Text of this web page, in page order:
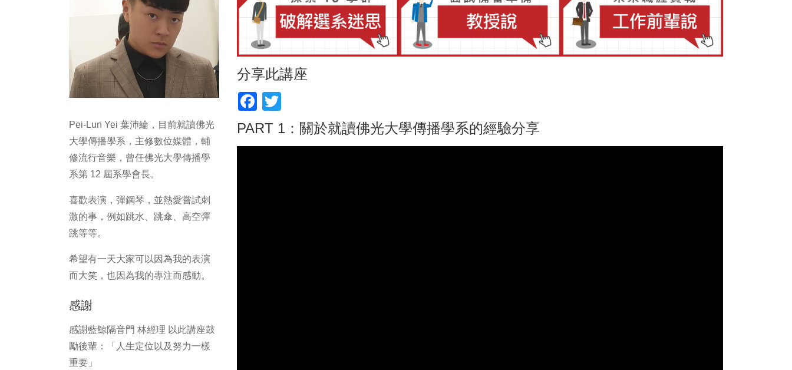
Pei-Lun Yei 葉沛綸，目前就讀佛光
大學傳播學系，主修數位媒體，輔
修流行音樂，曾任佛光大學傳播學
系第 12 屆系學會長。
喜歡表演，彈鋼琴，並熱愛嘗試刺
激的事，例如跳水、跳傘、高空彈
跳等等。
希望有一天大家可以因為我的表演
而大笑，也因為我的專注而感動。
感謝
感謝藍鯨隔音門 林經理 以此講座鼓
勵後輩：「人生定位以及努力一樣
重要」
分享此講座
Facebook
PART 1：關於就讀佛光大學傳播學系的經驗分享